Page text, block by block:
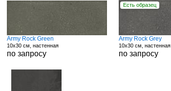
Army Rock Green
10x30 см, настенная
по запросу
Есть образец
Army Rock Grey
10x30 см, настенная
по запросу